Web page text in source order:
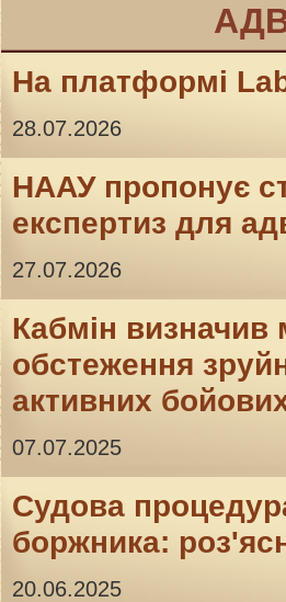
На платформі
28.07.2026
НААУ пропонує
експертиз для
27.07.2026
Кабмін визначив
обстеження
активних
07.07.2025
Судова
боржника:
20.06.2025